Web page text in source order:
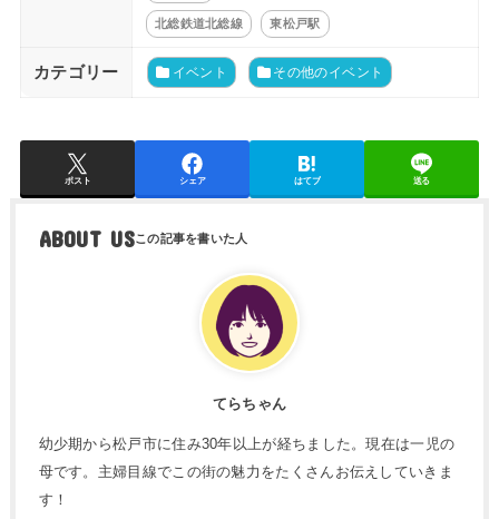
北総鉄道北総線 東松戸駅
カテゴリー イベント その他のイベント
ポスト シェア はてブ 送る
ABOUT US
てらちゃん
幼少期から松戸市に住み30年以上が経ちました。現在は一児の
母です。主婦目線でこの街の魅力をたくさんお伝えしていきま
す！